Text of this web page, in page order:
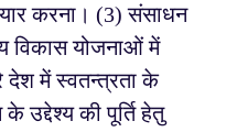
करना। (3) संसाधन
विकास योजनाओं में
देश में स्वतन्त्रता के
उद्देश्य की पूर्ति हेतु